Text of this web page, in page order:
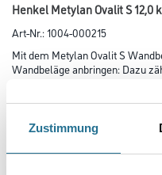
Zustimmung
Henkel Metylan Ovalit S 12,0
Art-Nr.:1004-000215
Mit dem Metylan Ovalit S
Wandbeläge anbringen: Dazu
Anfangshaftung. Zusätzlich ist
Weichmacher beständig und
Innen- als auch